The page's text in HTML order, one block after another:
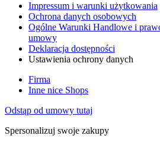
Impressum i warunki użytkowania
Ochrona danych osobowych
Ogólne Warunki Handlowe i
umowy
Deklaracja dostępności
Ustawienia ochrony danych
Firma
Inne nice Shops
Odstąp od umowy tutaj
Spersonalizuj swoje zakupy